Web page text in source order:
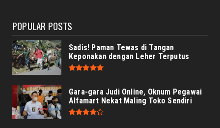
POPULAR POSTS
Sadis! Paman Tewas di Tangan
Keponakan dengan Leher Terputus
Gara-gara Judi Online, Oknum Pegawai
Alfamart Nekat Maling Toko Sendiri